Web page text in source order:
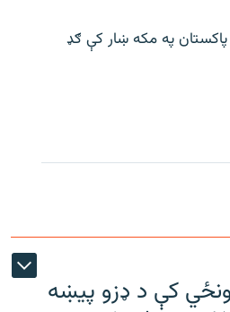
په مکه ښار کې ګډ
کې د ډزو پیښه